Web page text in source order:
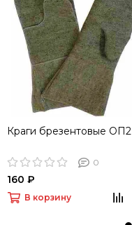
Краги брезентовые ОП2
0
160 ₽
В корзину